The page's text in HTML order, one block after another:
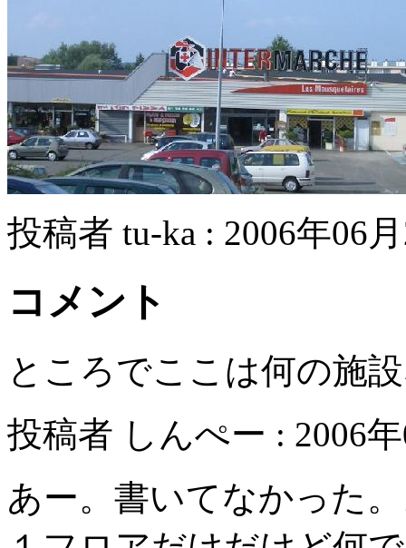
投稿者 tu-ka : 2006年06
コメント
ところでここは何の施
投稿者 しんぺー : 2006
あー。書いてなかった